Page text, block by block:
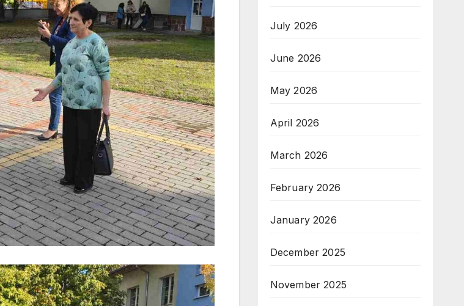
July 2026
June 2026
May 2026
April 2026
March 2026
February 2026
January 2026
December 2025
November 2025